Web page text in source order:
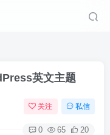
英文主题
关注 私信
0 65 20